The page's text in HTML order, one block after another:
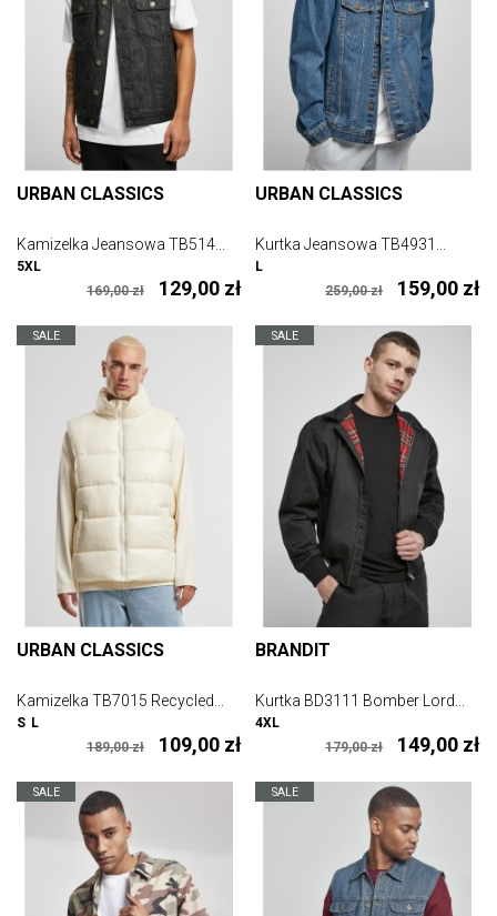
URBAN CLASSICS
Kamizelka Jeansowa TB514...
129,00 zł
169,00 zł
5XL
URBAN CLASSICS
Kurtka Jeansowa TB4931...
159,00 zł
259,00 zł
L
SALE
URBAN CLASSICS
Kamizelka TB7015 Recycled...
109,00 zł
189,00 zł
S L
SALE
BRANDIT
Kurtka BD3111 Bomber Lord...
149,00 zł
179,00 zł
4XL
SALE SALE